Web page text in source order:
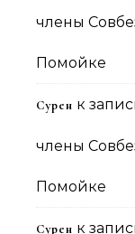
члены
Помойке
Сурен к
члены
Помойке
Сурен к